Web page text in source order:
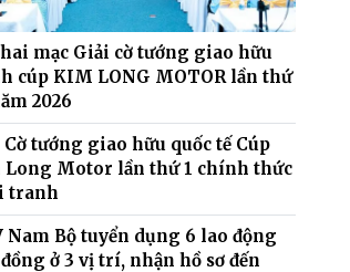
mạc Giải cờ tướng giao hữu
cúp KIM LONG MOTOR lần thứ
2026
Cờ tướng giao hữu quốc tế Cúp
Long Motor lần thứ 1 chính thức
tranh
Nam Bộ tuyển dụng 6 lao động
ở 3 vị trí, nhận hồ sơ đến